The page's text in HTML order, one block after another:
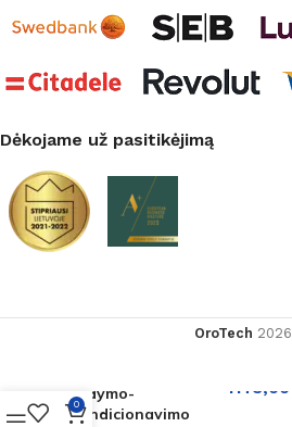
Dėkojame už pasitikėjimą
OroTech 2026
šildymo-
kondicionavimo
1173,00
0